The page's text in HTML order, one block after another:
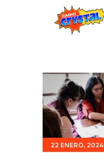
Estaciones
Eventos
Promociones
Noticias
Para ti
22 ENERO, 2024